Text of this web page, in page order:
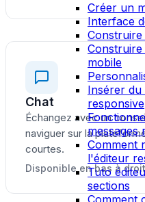
Créer un
Interface
mobile
Insérer
responsive
messages
Comment
l'éditeur
Tuto
sections
Comment
Chat
Échangez avec un
naviguer sur la
courtes.
Disponible en bas à